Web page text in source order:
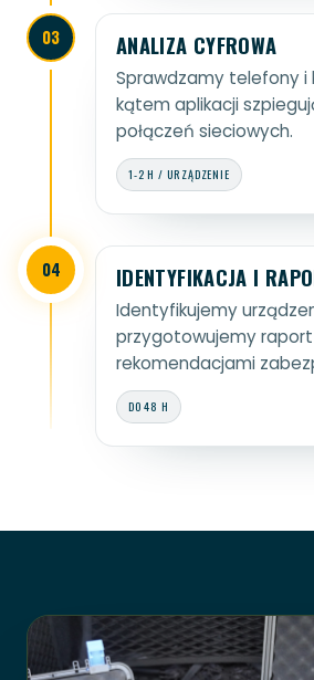
03 ANALIZA CYFROWA
Sprawdzamy telefony
kątem aplikacji
połączeń sieciowych.
1-2 H / URZĄDZENIE
04 IDENTYFIKACJA I
Identyfikujemy
przygotowujemy
rekomendacjami
DO 48 H